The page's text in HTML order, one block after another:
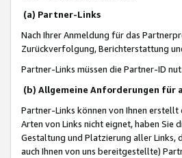
(a) Partner-Links
Nach Ihrer Anmeldung für das
Zurückverfolgung, Berichterstattung
Partner-Links müssen die Partner-ID
(b) Allgemeine Anforderungen für
Partner-Links können von Ihnen
Arten von Links nicht eignet, haben Sie
Gestaltung und Platzierung aller Links,
auch Ihnen von uns bereitgestellte)